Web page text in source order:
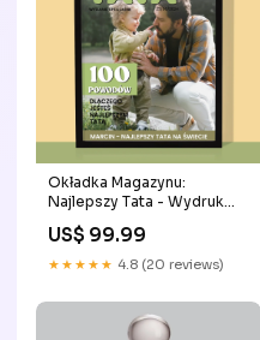
Okładka Magazynu:
Najlepszy Tata - Wydruk
US$ 99.99
★★★★★ 4.8 (20 reviews)